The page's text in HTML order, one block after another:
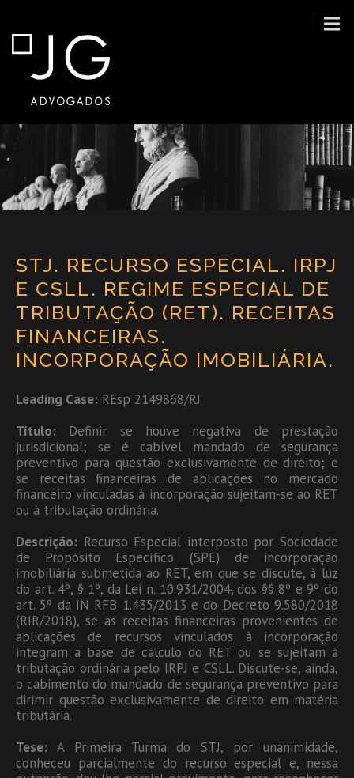
STJ. RECURSO ESPECIAL. IRPJ
E CSLL. REGIME ESPECIAL DE
TRIBUTAÇÃO (RET). RECEITAS
FINANCEIRAS.
INCORPORAÇÃO IMOBILIÁRIA.
Leading Case: REsp 2149868/RJ
Título: Definir se houve negativa de prestação
jurisdicional; se é cabível mandado de segurança
preventivo para questão exclusivamente de direito; e
se receitas financeiras de aplicações no mercado
financeiro vinculadas à incorporação sujeitam-se ao RET
ou à tributação ordinária.
Descrição: Recurso Especial interposto por Sociedade
de Propósito Específico (SPE) de incorporação
imobiliária submetida ao RET, em que se discute, à luz
do art. 4º, § 1º, da Lei n. 10.931/2004, dos §§ 8º e 9º do
art. 5º da IN RFB 1.435/2013 e do Decreto 9.580/2018
(RIR/2018), se as receitas financeiras provenientes de
aplicações de recursos vinculados à incorporação
integram a base de cálculo do RET ou se sujeitam à
tributação ordinária pelo IRPJ e CSLL. Discute-se, ainda,
o cabimento do mandado de segurança preventivo para
dirimir questão exclusivamente de direito em matéria
tributária.
Tese: A Primeira Turma do STJ, por unanimidade,
conheceu parcialmente do recurso especial e, nessa